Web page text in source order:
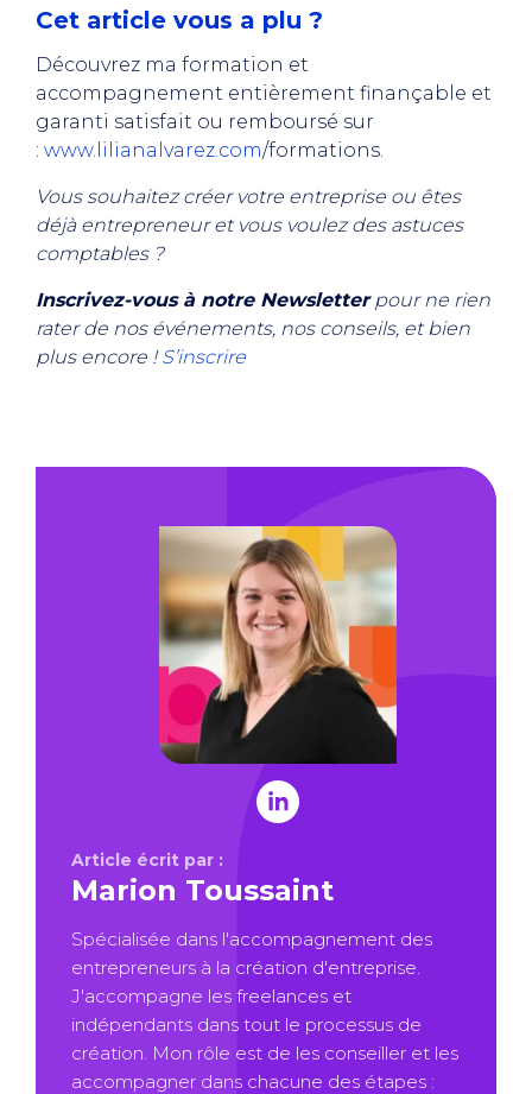
Cet article vous a plu ?
Découvrez ma formation et
accompagnement entièrement finançable et
garanti satisfait ou remboursé sur
: www.lilianalvarez.com/formations.
Vous souhaitez créer votre entreprise ou êtes
déjà entrepreneur et vous voulez des astuces
comptables ?
Inscrivez-vous à notre Newsletterpour ne rien
rater de nos événements, nos conseils, et bien
plus encore !S’inscrire
Article écrit par :
Marion Toussaint
Spécialisée dans l'accompagnement des
entrepreneurs à la création d'entreprise.
J'accompagne les freelances et
indépendants dans tout le processus de
création. Mon rôle est de les conseiller et les
accompagner dans chacune des étapes :